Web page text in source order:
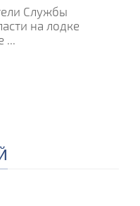
Службы
на лодке
...